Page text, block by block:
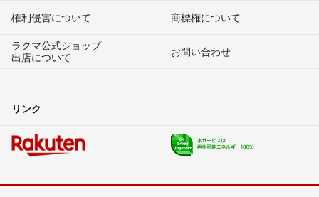
権利侵害について
商標権について
ラクマ公式ショップ
出店について
お問い合わせ
リンク